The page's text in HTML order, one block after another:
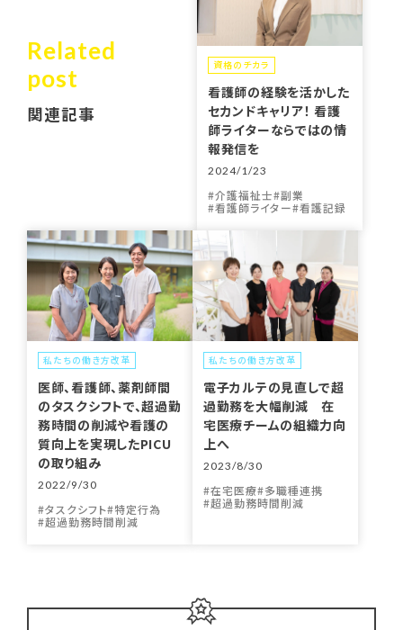
Related
post
関連記事
資格のチカラ
看護師の経験を活かした
セカンドキャリア！ 看護
師ライターならではの情
報発信を
2024/1/23
介護福祉士 副業
看護師ライター 看護記録
私たちの働き方改革
医師、看護師、薬剤師間
のタスクシフトで、超過勤
務時間の削減や看護の
質向上を実現したPICU
の取り組み
2022/9/30
タスクシフト 特定行為
超過勤務時間削減
私たちの働き方改革
電子カルテの見直しで超
過勤務を大幅削減 在
宅医療チームの組織力向
上へ
2023/8/30
在宅医療 多職種連携
超過勤務時間削減